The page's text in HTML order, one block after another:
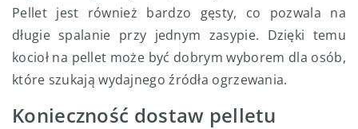
Pellet jest również bardzo gęsty, co pozwala na
długie spalanie przy jednym zasypie. Dzięki temu
kocioł na pellet może być dobrym wyborem dla osób,
które szukają wydajnego źródła ogrzewania.
Konieczność dostaw pelletu